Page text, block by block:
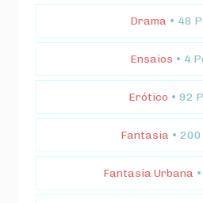
Drama • 48
Ensaios • 4
Erótico • 92
Fantasia •
Fantasia Urbana